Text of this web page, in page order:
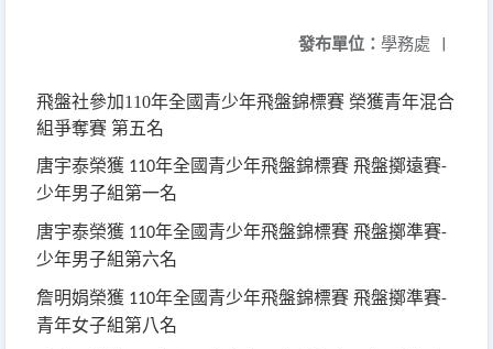
發布單位： 學務處 |
飛盤社參加110年全國青少年飛盤錦標賽 榮獲青年混合
組爭奪賽 第五名
唐宇泰榮獲 110年全國青少年飛盤錦標賽 飛盤擲遠賽-
少年男子組第一名
唐宇泰榮獲 110年全國青少年飛盤錦標賽 飛盤擲準賽-
少年男子組第六名
詹明娟榮獲 110年全國青少年飛盤錦標賽 飛盤擲準賽-
青年女子組第八名